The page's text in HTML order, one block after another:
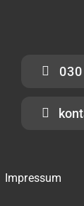
Impressum